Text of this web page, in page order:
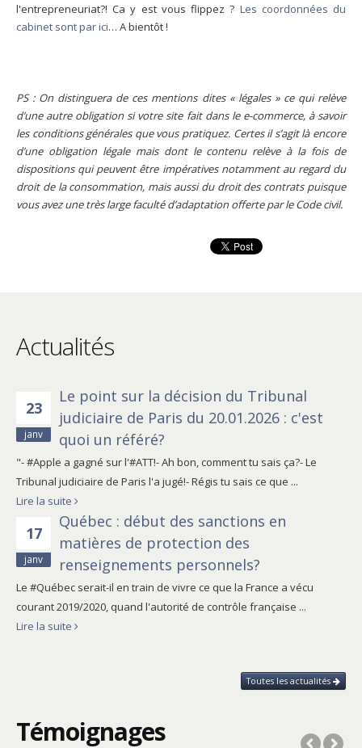
l'entrepreneuriat?! Ca y est vous flippez ? Les coordonnées du
cabinet sont par ici… A bientôt !
PS : On distinguera de ces mentions dites « légales » ce qui relève
d’une autre obligation si votre site fait dans le e-commerce, à savoir
les conditions générales que vous pratiquez. Certes il s’agit là encore
d’une obligation légale mais dont le contenu relève à la fois de
dispositions qui peuvent être impératives notamment au regard du
droit de la consommation, mais aussi du droit des contrats puisque
vous avez une très large faculté d’adaptation offerte par le Code civil.
Actualités
23
janv
Le point sur la décision du Tribunal
judiciaire de Paris du 20.01.2026 : c'est
quoi un référé?
"- #Apple a gagné sur l'#ATT!- Ah bon, comment tu sais ça?- Le
Tribunal judiciaire de Paris l'a jugé!- Régis tu sais ce que ...
Lire la suite
17
janv
Québec : début des sanctions en
matières de protection des
renseignements personnels?
Le #Québec serait-il en train de vivre ce que la France a vécu
courant 2019/2020, quand l'autorité de contrôle française ...
Lire la suite
Toutes les actualités
Témoignages